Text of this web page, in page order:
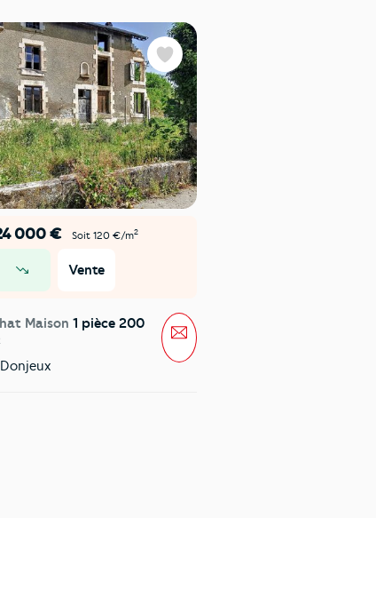
000 € Soit 120 €/m2
Vente
Maison 1 pièce 200
Donjeux
Favoris
Message